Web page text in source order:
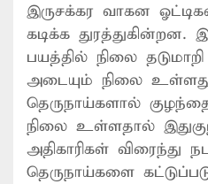
இருசக்கர வாகன
கடிக்க
பயத்தில் நிலை
அடையும் நிலை
தெருநாய்களால்
நிலை உள்ளதால்
அதிகாரிகள் விரைந்து
தெருநாய்களை